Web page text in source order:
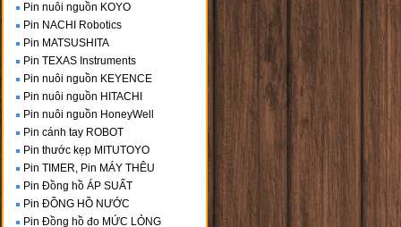
Pin nuôi nguồn KOYO
Pin NACHI Robotics
Pin MATSUSHITA
Pin TEXAS Instruments
Pin nuôi nguồn KEYENCE
Pin nuôi nguồn HITACHI
Pin nuôi nguồn HoneyWell
Pin cánh tay ROBOT
Pin thước kẹp MITUTOYO
Pin TIMER, Pin MÁY THÊU
Pin Đồng hồ ÁP SUẤT
Pin ĐỒNG HỒ NƯỚC
Pin Đồng hồ đo MỨC LỎNG